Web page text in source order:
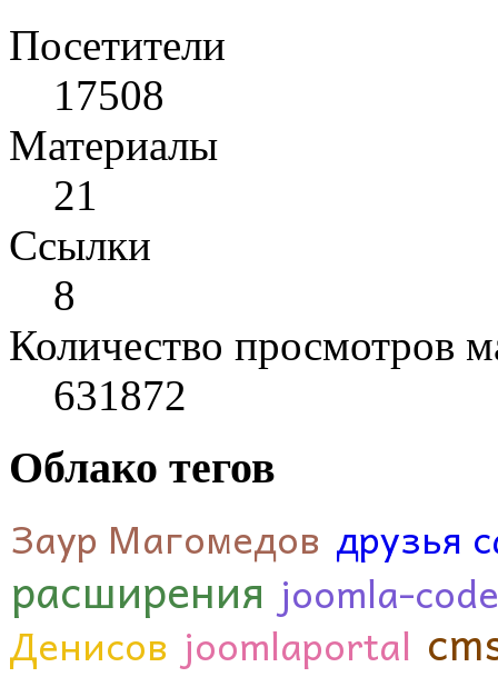
Посетители
17508
Материалы
21
Cсылки
8
Количество просмотров
631872
Облако тегов
Заур Магомедов друзья
расширения joomla-
Денисов joomlaportal